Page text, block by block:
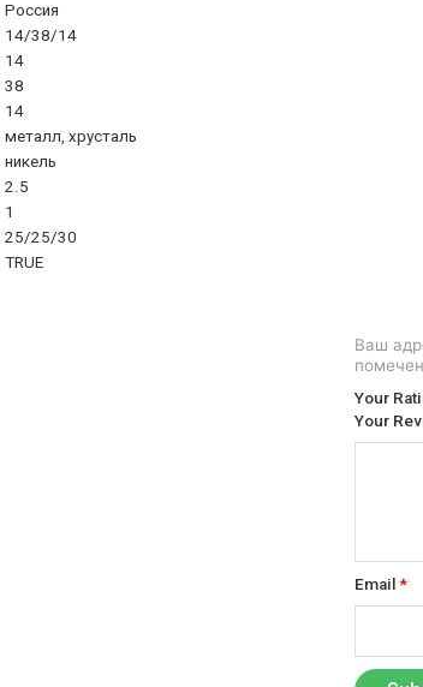
Россия
14/38/14
14
38
14
металл, хрусталь
никель
2.5
1
25/25/30
TRUE
Ваш
Your
Your
Email*